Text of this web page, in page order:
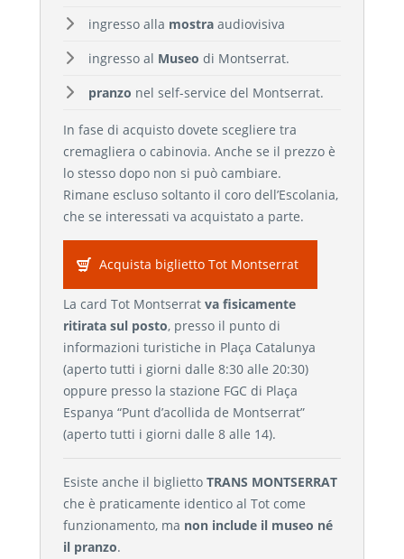
ingresso alla mostra audiovisiva
ingresso al Museo di Montserrat.
pranzo nel self-service del Montserrat.
In fase di acquisto dovete scegliere tra
cremagliera o cabinovia. Anche se il prezzo è
lo stesso dopo non si può cambiare.
Rimane escluso soltanto il coro dell’Escolania,
che se interessati va acquistato a parte.
Acquista biglietto Tot Montserrat
La card Tot Montserratva fisicamente
ritirata sul posto, presso il punto di
informazioni turistiche in Plaça Catalunya
(aperto tutti i giorni dalle 8:30 alle 20:30)
oppure presso la stazione FGC di Plaça
Espanya “Punt d’acollida de Montserrat”
(aperto tutti i giorni dalle 8 alle 14).
Esiste anche il bigliettoTRANS MONTSERRAT
che è praticamente identico al Tot come
funzionamento, ma non include il museo né
il pranzo.